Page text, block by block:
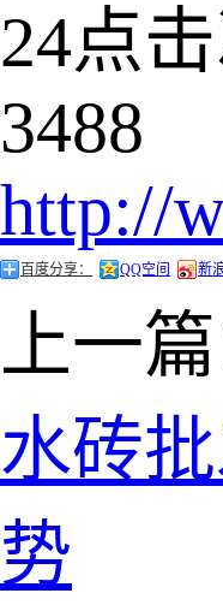
24点击
3488
http://
百度分享： QQ空间 新
上一篇
水砖
势